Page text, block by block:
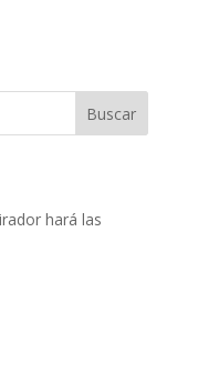
Buscar
hará las